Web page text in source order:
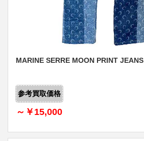
MARINE SERRE MOON PRINT JEANS
参考買取価格
～￥15,000